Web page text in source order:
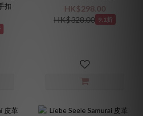
扣
HK$298.00
HK$328.00 9.1折